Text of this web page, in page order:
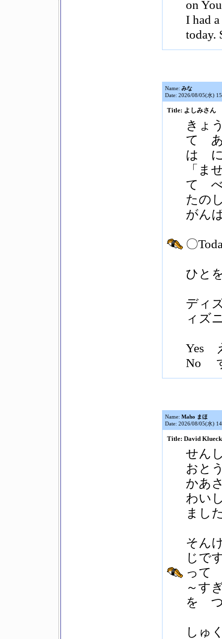
on
I had
today.
Name: みな
Date: 2026/08/05(水)
Title: よしみさん
きょ
て あ
は に
「ま
て
たの
がん
〇
ひと
ディ
ィズ
Yes
No
Name: Maho まほ
Date: 2026/08/05(水)
Title: David
せん
おと
かあ
わい
まし
そん
じで
って
～す
を つ
しゅ